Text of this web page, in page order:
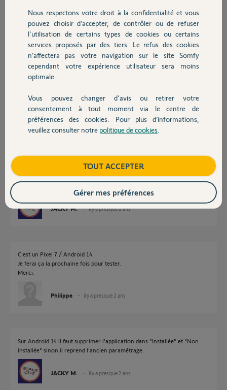
Chauffage
Autres produits
Devis avec un pro
Contact
Merci,
Philippe
il y a presque 2 ans
Participer au fil de discussion
Réponses
Bonjour
Quand vous avez ce dysfonctionnement, au lieu de désinstaller
l'application, commencer par rebootez votre smartphone.
Ca ressemble beaucoup à une autre application qui ne respecte pas les
JACKY M. il y a presque 2 ans
C'est un Pixel 7 / Android 14.
Je ferai ça la prochaine fois pour tester.
Merci.
Philippe il y a presque 2 ans
Sur Android 14 il faut supprimer l'application dans "Installée" et "Non
installée" sinon il reprend l'ancien paramétrage.
JACKY M. il y a presque 2 ans
Nous respectons votre droit à la confidentialité et vous
pouvez choisir d’accepter, de contrôler ou de refuser
l'utilisation de certains types de cookies ou certains
services proposés par des tiers. Le refus des cookies
n’affectera pas votre navigation sur le site Somfy
cependant votre expérience utilisateur sera moins
optimale.
Vous pouvez changer d'avis ou retirer votre
consentement à tout moment via le centre de
préférences des cookies. Pour plus d’informations,
veuillez consulter notre politique de cookies
TOUT ACCEPTER
Gérer mes préférences